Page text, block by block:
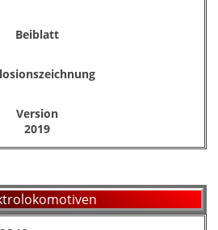
Beiblatt
Version
2019